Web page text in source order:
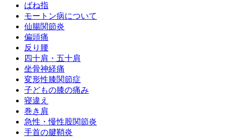
ばね指
モートン病について
仙腸関節炎
偏頭痛
反り腰
四十肩・五十肩
坐骨神経痛
変形性膝関節症
子どもの膝の痛み
寝違え
巻き肩
急性・慢性股関節炎
手首の腱鞘炎